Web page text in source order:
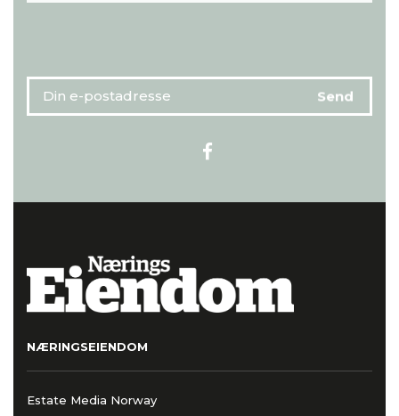
NÆRINGSEIENDOM
Estate Media Norway